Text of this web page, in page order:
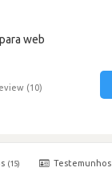
web
(10)
(15) Testemunhos